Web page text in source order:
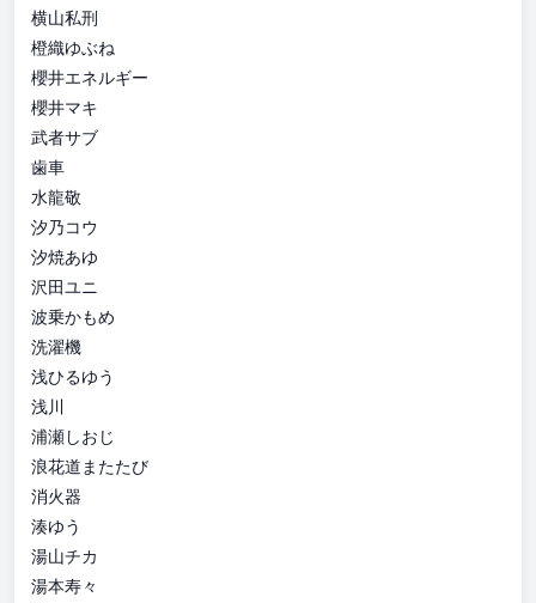
横山私刑
橙織ゆぶね
櫻井エネルギー
櫻井マキ
武者サブ
歯車
水龍敬
汐乃コウ
汐焼あゆ
沢田ユニ
波乗かもめ
洗濯機
浅ひるゆう
浅川
浦瀬しおじ
浪花道またたび
消火器
湊ゆう
湯山チカ
湯本寿々